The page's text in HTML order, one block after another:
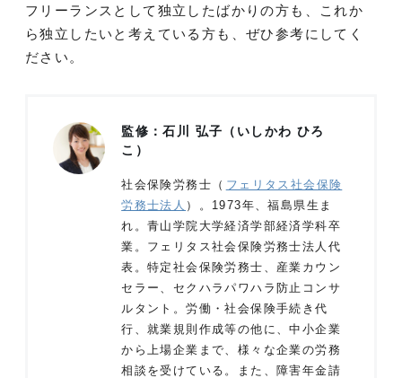
フリーランスとして独立したばかりの方も、これか
ら独立したいと考えている方も、ぜひ参考にしてく
ださい。
監修：石川 弘子（いしかわ ひろ
こ）
社会保険労務士（ フェリタス社会保険
労務士法人 ）。1973年、福島県生ま
れ。青山学院大学経済学部経済学科卒
業。フェリタス社会保険労務士法人代
表。特定社会保険労務士、産業カウン
セラー、セクハラパワハラ防止コンサ
ルタント。労働・社会保険手続き代
行、就業規則作成等の他に、中小企業
から上場企業まで、様々な企業の労務
相談を受けている。また、障害年金請